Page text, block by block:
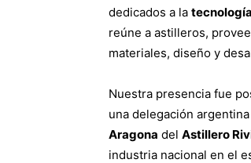
dedicados a la
reúne a astilleros,
materiales, diseño y
Nuestra presencia fue
una delegación
Aragona del Astillero
industria nacional en el